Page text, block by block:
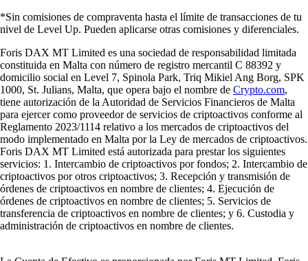
*Sin comisiones de compraventa hasta el límite de transacciones de tu
nivel de Level Up. Pueden aplicarse otras comisiones y diferenciales.
Foris DAX MT Limited es una sociedad de responsabilidad limitada
constituida en Malta con número de registro mercantil C 88392 y
domicilio social en Level 7, Spinola Park, Triq Mikiel Ang Borg, SPK
1000, St. Julians, Malta, que opera bajo el nombre de Crypto.com,
tiene autorización de la Autoridad de Servicios Financieros de Malta
para ejercer como proveedor de servicios de criptoactivos conforme al
Reglamento 2023/1114 relativo a los mercados de criptoactivos del
modo implementado en Malta por la Ley de mercados de criptoactivos.
Foris DAX MT Limited está autorizada para prestar los siguientes
servicios: 1. Intercambio de criptoactivos por fondos; 2. Intercambio de
criptoactivos por otros criptoactivos; 3. Recepción y transmisión de
órdenes de criptoactivos en nombre de clientes; 4. Ejecución de
órdenes de criptoactivos en nombre de clientes; 5. Servicios de
transferencia de criptoactivos en nombre de clientes; y 6. Custodia y
administración de criptoactivos en nombre de clientes.